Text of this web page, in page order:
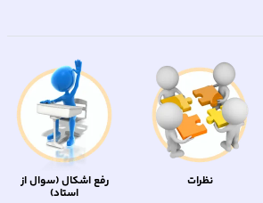
نظرات رفع اشکال (سوال از
استاد)